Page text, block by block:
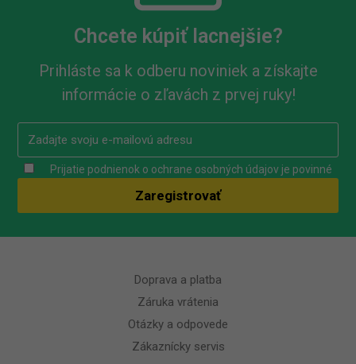
Chcete kúpiť lacnejšie?
Prihláste sa k odberu noviniek a získajte
informácie o zľavách z prvej ruky!
Prijatie podnienok o ochrane osobných údajov je povinné
Doprava a platba
Záruka vrátenia
Otázky a odpovede
Zákaznícky servis